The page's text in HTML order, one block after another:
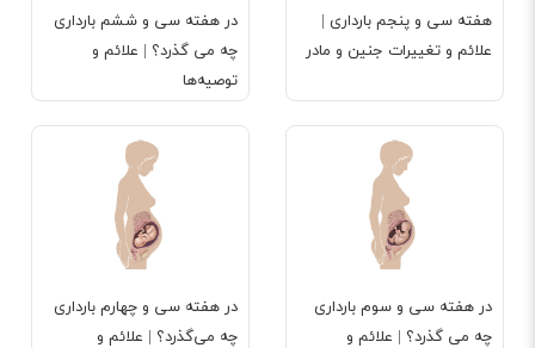
در هفته سی و ششم بارداری
چه می گذرد؟ | علائم و
توصیه‌ها
هفته سی و پنجم بارداری |
علائم و تغییرات جنین و مادر
در هفته سی و چهارم بارداری
چه می‌گذرد؟ | علائم و
در هفته سی و سوم بارداری
چه می گذرد؟ | علائم و